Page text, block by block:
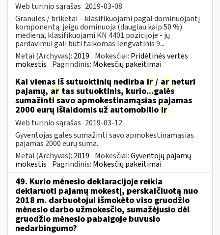
Web turinio sąrašas 2019-03-08
Granulės / briketai – klasifikuojami pagal dominuojantį
komponentą: jeigu dominuoja (daugiau kaip 50 %)
mediena, klasifikuojami KN 4401 pozicijoje - jų
pardavimui gali būti taikomas lengvatinis 9...
Metai (Archyvas): 2019 Mokesčiai: Pridėtinės vertės
mokestis Pagrindinis: Mokesčių pakeitimai
Kai vienas iš sutuoktinių nedirba ir / ar neturi
pajamų, ar tas sutuoktinis, kurio...galės
sumažinti savo apmokestinamąsias pajamas
2000 eurų išlaidomis už automobilio ir
Web turinio sąrašas 2019-03-12
Gyventojas galės sumažinti savo apmokestinamąsias
pajamas 2000 eurų suma.
Metai (Archyvas): 2019 Mokesčiai:Gyventojų pajamų
mokestis Pagrindinis: Mokesčių pakeitimai
49. Kurio mėnesio deklaracijoje reikia
deklaruoti pajamų mokestį, perskaičiuotą nuo
2018 m. darbuotojui išmokėto viso gruodžio
mėnesio darbo užmokesčio, sumažėjusio dėl
gruodžio mėnesio pabaigoje buvusio
nedarbingumo?